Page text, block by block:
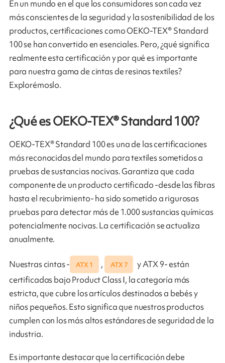
En un mundo en el que los consumidores son cada vez
más conscientes de la seguridad y la sostenibilidad de los
productos, certificaciones como OEKO-TEX® Standard
100 se han convertido en esenciales. Pero, ¿qué significa
realmente esta certificación y por qué es importante
para nuestra gama de cintas de resinas textiles?
Explorémoslo.
¿Qué es OEKO-TEX® Standard 100?
OEKO-TEX® Standard 100 es una de las certificaciones
más reconocidas del mundo para textiles sometidos a
pruebas de sustancias nocivas. Garantiza que cada
componente de un producto certificado -desde las fibras
hasta el recubrimiento- ha sido sometido a rigurosas
pruebas para detectar más de 1.000 sustancias químicas
potencialmente nocivas. La certificación se actualiza
anualmente.
Nuestras cintas - ATX 1 , ATX 7
y ATX 9- están
certificadas bajo Product Class I, la categoría más
estricta, que cubre los artículos destinados a bebés y
niños pequeños. Esto significa que nuestros productos
cumplen con los más altos estándares de seguridad de la
industria.
Es importante destacar que la certificación debe